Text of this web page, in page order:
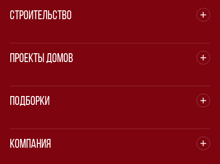
Строительство
Проекты домов
Подборки
Компания